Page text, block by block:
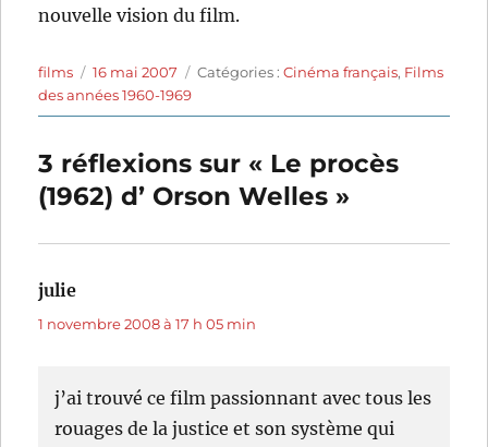
nouvelle vision du film.
Auteur
films
Publié
le
16 mai 2007 Catégories
Catégories :Cinéma français, Films
des années 1960-1969
3 réflexions sur « Le procès
(1962) d’ Orson Welles »
julie
1 novembre 2008 à 17 h 05 min
j’ai trouvé ce film passionnant avec tous les
rouages de la justice et son système qui